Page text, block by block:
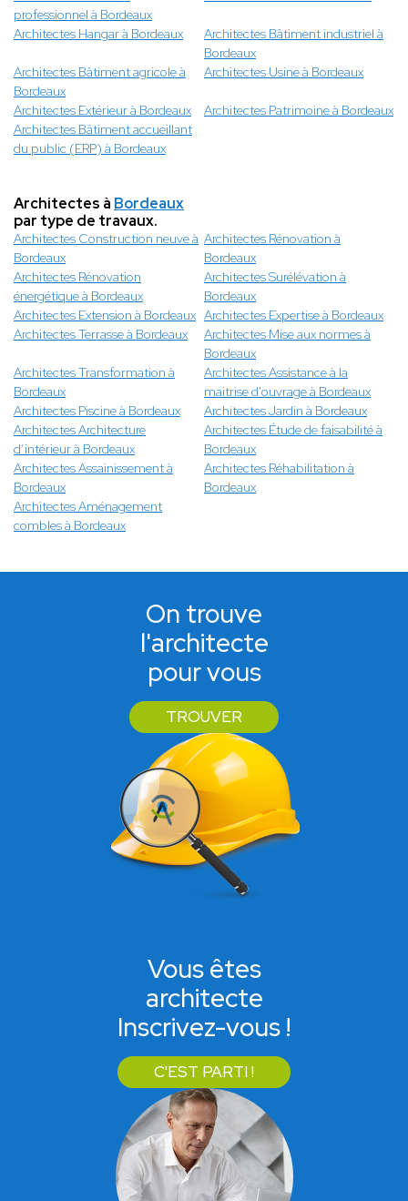
professionnel à Bordeaux
Architectes Hangar à Bordeaux
Architectes Bâtiment industriel à
Bordeaux
Architectes Bâtiment agricole à
Bordeaux
Architectes Usine à Bordeaux
Architectes Extérieur à Bordeaux
Architectes Patrimoine à Bordeaux
Architectes Bâtiment accueillant
du public (ERP) à Bordeaux
Architectes à Bordeaux
par type de travaux.
Architectes Construction neuve à
Bordeaux
Architectes Rénovation à
Bordeaux
Architectes Rénovation
énergétique à Bordeaux
Architectes Surélévation à
Bordeaux
Architectes Extension à Bordeaux Architectes Expertise à Bordeaux
Architectes Terrasse à Bordeaux
Architectes Mise aux normes à
Bordeaux
Architectes Transformation à
Bordeaux
Architectes Assistance à la
maitrise d'ouvrage à Bordeaux
Architectes Piscine à Bordeaux
Architectes Jardin à Bordeaux
Architectes Architecture
d’intérieur à Bordeaux
Architectes Étude de faisabilité à
Bordeaux
Architectes Assainissement à
Bordeaux
Architectes Réhabilitation à
Bordeaux
Architectes Aménagement
combles à Bordeaux
On trouve
l'architecte
pour vous
TROUVER
Vous êtes
architecte
Inscrivez-vous !
C'EST PARTI !